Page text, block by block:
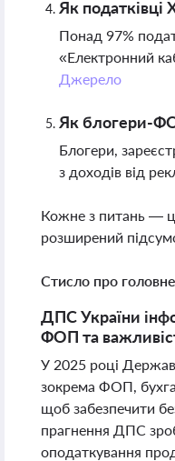
Як податківці
Понад 97%
«Електронний
Джерело
Як блогери-
Блогери,
з доходів від
Кожне з питань —
розширений
Стисло про
ДПС України
ФОП та
У 2025 році
зокрема ФОП,
щоб забезпечити
прагнення ДПС
оподаткування